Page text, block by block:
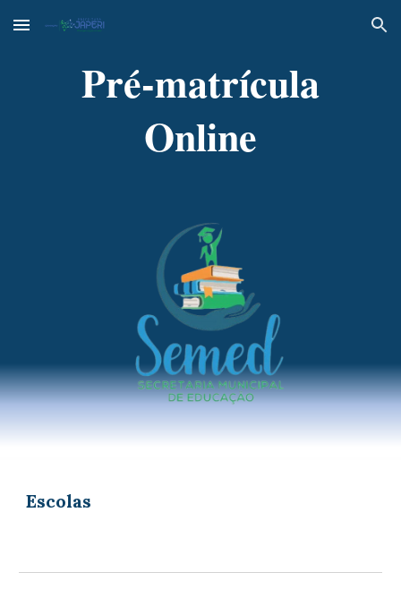
Skip to main content Skip to navigation
Pré-matrícula
Online
Escolas